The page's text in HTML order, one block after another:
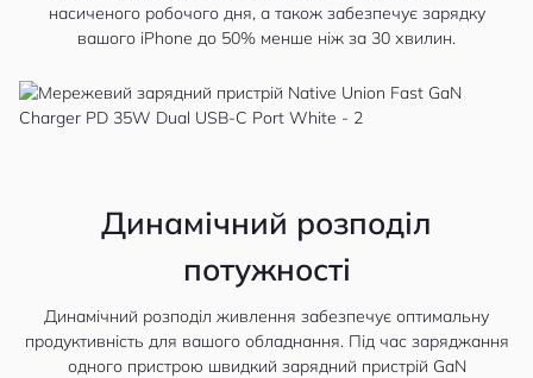
насиченого робочого дня, а також забезпечує зарядку
вашого iPhone до 50% менше ніж за 30 хвилин.
Динамічний розподіл
потужності
Динамічний розподіл живлення забезпечує оптимальну
продуктивність для вашого обладнання. Під час заряджання
одного пристрою швидкий зарядний пристрій GaN